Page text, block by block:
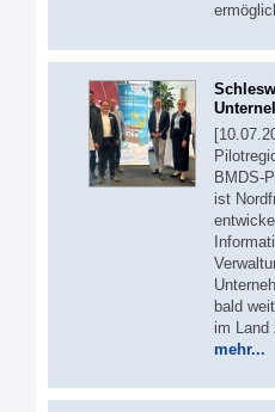
BMDS-
ist
bald
im Land
mehr...